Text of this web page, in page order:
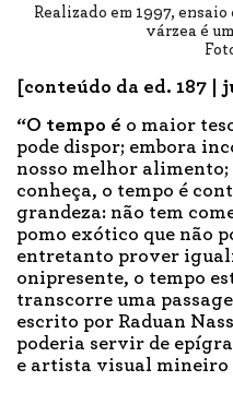
Realizado em 1997,
várzea é
[conteúdo da ed. 187 |
“O tempo é o maior
pode dispor; embora
nosso melhor alimento;
conheça, o tempo é
grandeza: não tem
pomo exótico que não
entretanto prover
onipresente, o tempo
transcorre uma
escrito por Raduan
poderia servir de
e artista visual mineiro